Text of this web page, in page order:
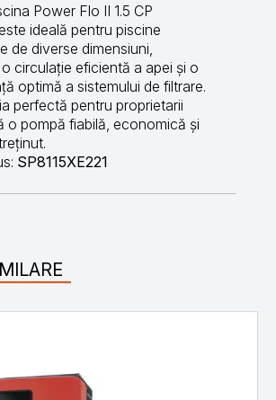
Power Flo II 1.5 CP
ideală pentru piscine
de diverse dimensiuni,
circulație eficientă a apei și o
optimă a sistemului de filtrare.
perfectă pentru proprietarii
o pompă fiabilă, economică și
SP8115XE221